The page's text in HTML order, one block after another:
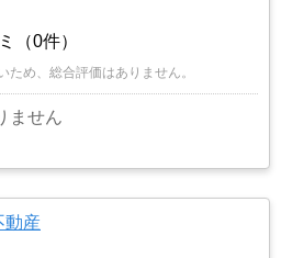
（0件）
め、総合評価はありません。
ません
動産